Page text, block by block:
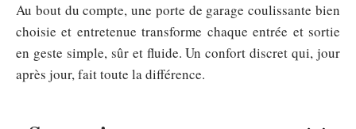
Au bout du compte, une porte de garage coulissante bien
choisie et entretenue transforme chaque entrée et sortie
en geste simple, sûr et fluide. Un confort discret qui, jour
après jour, fait toute la différence.